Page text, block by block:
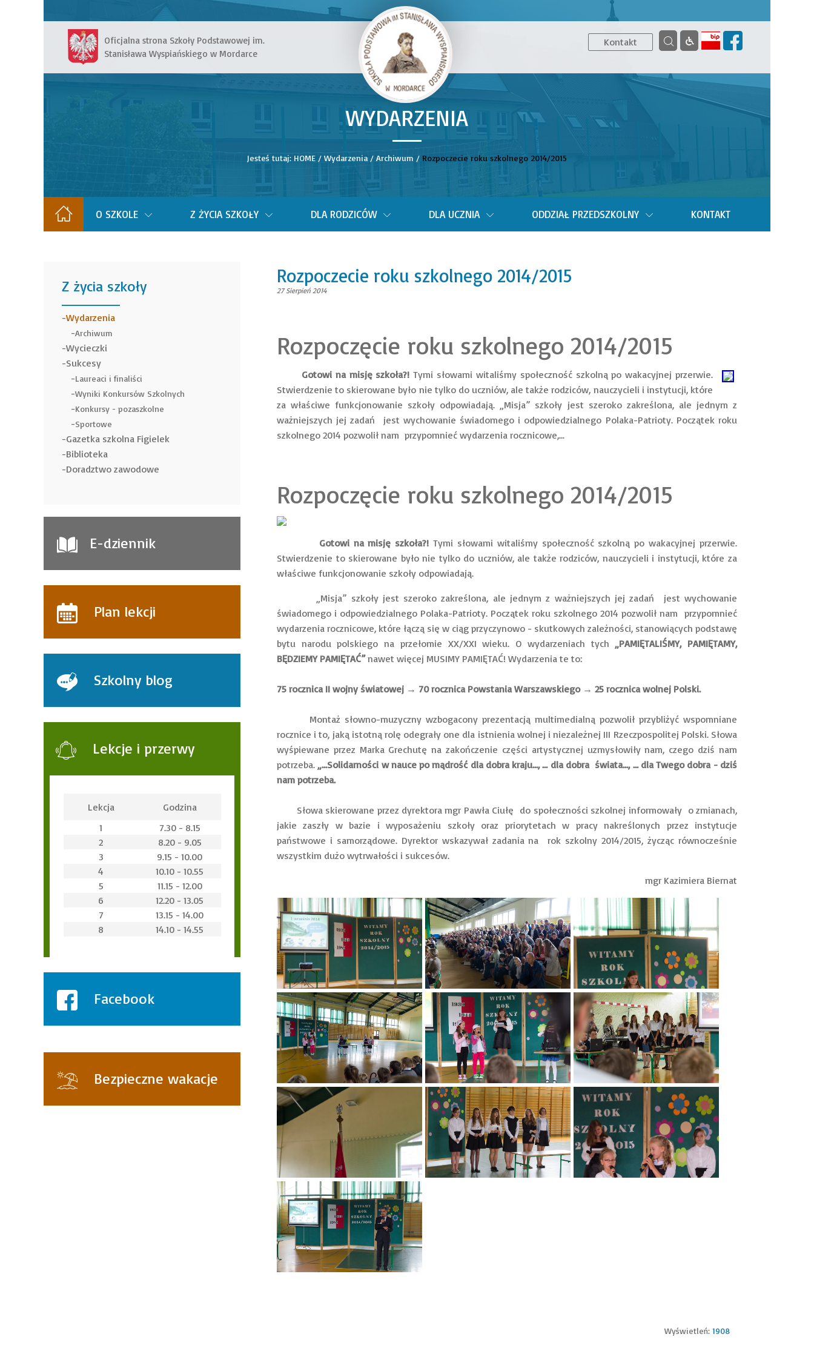
WYDARZENIA
__
Jesteś tutaj: HOME / Wydarzenia / Archiwum / Rozpoczecie roku szkolnego 2014/2015
Oficjalna strona Szkoły Podstawowej im.
Stanisława Wyspiańskiego w Mordarce
Kontakt
O SZKOLE Z ŻYCIA SZKOŁY DLA RODZICÓW DLA UCZNIA ODDZIAŁ PRZEDSZKOLNY KONTAKT
Z życia szkoły
______
Wydarzenia
Archiwum
Wycieczki
Sukcesy
Laureaci i finaliści
Wyniki Konkursów Szkolnych
Konkursy - pozaszkolne
Sportowe
Gazetka szkolna Figielek
Biblioteka
Doradztwo zawodowe
E-dziennik
Plan lekcji
Szkolny blog
Lekcje i przerwy
Lekcja
Godzina
1
7.30 - 8.15
2
8.20 - 9.05
3
9.15 - 10.00
4
10.10 - 10.55
5
11.15 - 12.00
6
12.20 - 13.05
7
13.15 - 14.00
8
14.10 - 14.55
Facebook
Bezpieczne wakacje
Rozpoczecie roku szkolnego 2014/2015
27 Sierpień 2014
Rozpoczęcie roku szkolnego 2014/2015
Gotowi na misję szkoła?!Tymi słowami witaliśmy społeczność szkolną po wakacyjnej przerwie.
Stwierdzenie to skierowane było nie tylko do uczniów, ale także rodziców, nauczycieli i instytucji, które
za właściwe funkcjonowanie szkoły odpowiadają. „Misja” szkoły jest szeroko zakreślona, ale jednym z
ważniejszych jej zadań jest wychowanie świadomego i odpowiedzialnego Polaka-Patrioty. Początek roku
szkolnego 2014 pozwolił nam przypomnieć wydarzenia rocznicowe,...
Rozpoczęcie roku szkolnego 2014/2015
Gotowi na misję szkoła?!Tymi słowami witaliśmy społeczność szkolną po wakacyjnej przerwie.
Stwierdzenie to skierowane było nie tylko do uczniów, ale także rodziców, nauczycieli i instytucji, które za
właściwe funkcjonowanie szkoły odpowiadają.
„Misja” szkoły jest szeroko zakreślona, ale jednym z ważniejszych jej zadań jest wychowanie
świadomego i odpowiedzialnego Polaka-Patrioty. Początek roku szkolnego 2014 pozwolił nam przypomnieć
wydarzenia rocznicowe, które łączą się w ciąg przyczynowo - skutkowych zależności, stanowiących podstawę
bytu narodu polskiego na przełomie XX/XXI wieku. O wydarzeniach tych „PAMIĘTALIŚMY, PAMIĘTAMY,
BĘDZIEMY PAMIĘTAĆ”nawet więcej MUSIMY PAMIĘTAĆ! Wydarzenia te to:
75 rocznica II wojny światowej → 70 rocznica Powstania Warszawskiego → 25 rocznica wolnej Polski.
Montaż słowno-muzyczny wzbogacony prezentacją multimedialną pozwolił przybliżyć wspomniane
rocznice i to, jaką istotną rolę odegrały one dla istnienia wolnej i niezależnej III Rzeczpospolitej Polski. Słowa
wyśpiewane przez Marka Grechutę na zakończenie części artystycznej uzmysłowiły nam, czego dziś nam
potrzeba. „…Solidarności w nauce po mądrość dla dobra kraju…, … dla dobra świata…, … dla Twego dobra - dziś
nam potrzeba.
Słowa skierowane przez dyrektora mgr Pawła Ciułę do społeczności szkolnej informowały o zmianach,
jakie zaszły w bazie i wyposażeniu szkoły oraz priorytetach w pracy nakreślonych przez instytucje
państwowe i samorządowe. Dyrektor wskazywał zadania na rok szkolny 2014/2015, życząc równocześnie
wszystkim dużo wytrwałości i sukcesów.
mgr Kazimiera Biernat
Wyświetleń: 1908